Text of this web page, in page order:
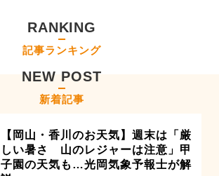
RANKING
記事ランキング
NEW POST
新着記事
【岡山・香川のお天気】週末は「厳
しい暑さ 山のレジャーは注意」甲
子園の天気も…光岡気象予報士が解